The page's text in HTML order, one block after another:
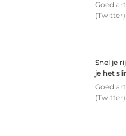
Goed
Snel je
je het
Goed